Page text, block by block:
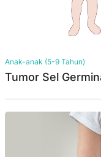
Anak-anak (5-9 Tahun)
Tumor Sel